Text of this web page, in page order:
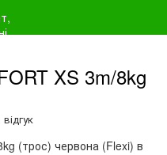
XS 3m/8kg